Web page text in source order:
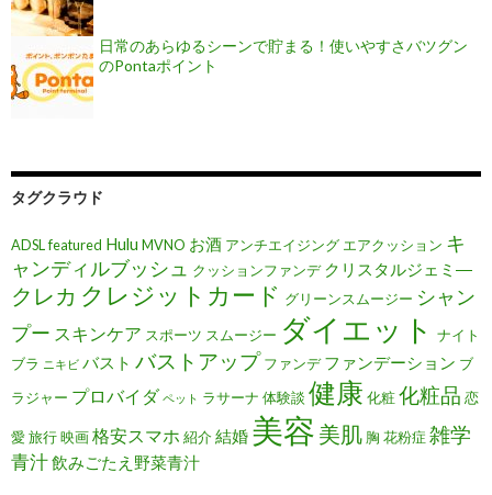
日常のあらゆるシーンで貯まる！使いやすさバツグン
のPontaポイント
タグクラウド
ADSLfeatured Hulu MVNO お酒 アンチエイジング エアクッション キ
ャンディルブッシュ クッションファンデ クリスタルジェミ―
クレカ クレジットカード グリーンスムージー シャン
プー スキンケア スポーツ スムージー ダイエット
ナイト
ブラ ニキビ バスト バストアップ ファンデ ファンデーション ブ
ラジャー プロバイダ ペット ラサーナ 体験談 健康 化粧化粧品 恋
愛旅行映画格安スマホ 紹介結婚 美容 美肌 胸 花粉症 雑学
青汁飲みごたえ野菜青汁